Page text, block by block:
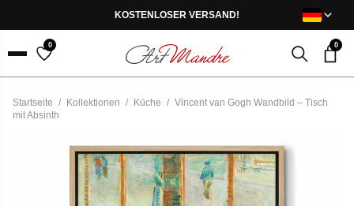
KOSTENLOSER VERSAND!
Menu
0 0
Startseite / Kollektionen / Küche / Vincent van Gogh Wandbild – Tisch
mit Absinth